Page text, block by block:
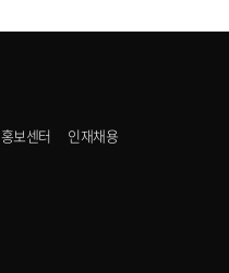
홍보센터
인재채용